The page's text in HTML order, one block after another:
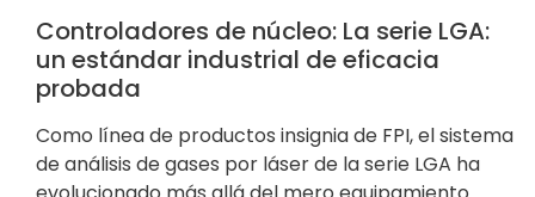
Controladores de núcleo: La serie LGA:
un estándar industrial de eficacia
probada
Como línea de productos insignia de FPI, el sistema
de análisis de gases por láser de la serie LGA ha